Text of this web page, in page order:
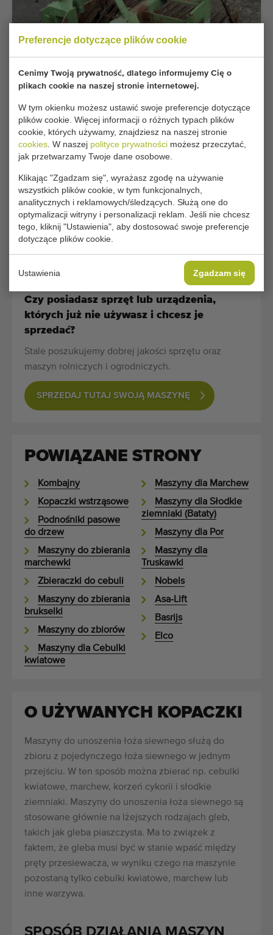
Preferencje dotyczące plików cookie
Cenimy Twoją prywatność, dlatego informujemy Cię o
plikach cookie na naszej stronie internetowej.
W tym okienku możesz ustawić swoje preferencje dotyczące
plików cookie. Więcej informacji o różnych typach plików
cookie, których używamy, znajdziesz na naszej stronie
cookies . W naszej polityce prywatności możesz przeczytać,
jak przetwarzamy Twoje dane osobowe.
Klikając "Zgadzam się", wyrażasz zgodę na używanie
wszystkich plików cookie, w tym funkcjonalnych,
analitycznych i reklamowych/śledzących. Służą one do
optymalizacji witryny i personalizacji reklam. Jeśli nie chcesz
tego, kliknij "Ustawienia", aby dostosować swoje preferencje
dotyczące plików cookie.
Ustawienia Zgadzam się
Basrijs kopaczk wstrząsowe Model niski 135
cm
€ 2.600 Dodać
1 - 11 z 11
Maszyny rolnicze i ogrodnicze dobrej jakości
Wykwalifikowany personel
Dostawa na całym świecie
działamy od 1977 roku
Czy posiadasz sprzęt lub urządzenia,
których już nie używasz i chcesz je
sprzedać?
Stale poszukujemy dobrej jakości sprzętu oraz
maszyn rolniczych i ogrodniczych.
SPRZEDAJ TUTAJ SWOJĄ MASZYNĘ
POWIĄZANE STRONY
Kombajny
Kopaczki wstrząsowe
Podnośniki pasowe
do drzew
Maszyny do zbierania
marchewki
Zbieraczki do cebuli
Maszyny do zbierania
brukselki
Maszyny do zbiorów
Maszyny dla Cebulki
kwiatowe
Maszyny dla Marchew
Maszyny dla Słodkie
ziemniaki (Bataty)
Maszyny dla Por
Maszyny dla
Truskawki
Nobels
Asa-Lift
Basrijs
Elco
O UŻYWANYCH KOPACZKI
Maszyny do unoszenia łoża siewnego służą do
zbioru z pojedynczego łoża siewnego w jednym
przejściu. W ten sposób można zbierać np. cebulki
kwiatowe, marchew, korzeń cykorii i słodkie
ziemniaki. Maszyny do unoszenia łoża siewnego są
stosowane głównie na lżejszych rodzajach gleb,
takich jak gleba piaszczysta. Ma to związek z
faktem, że gleba musi być w stanie wpaść między
pręty przesiewacza, w wyniku czego na maszynie
pozostaną tylko cebulki kwiatowe, marchew lub
inne warzywa.